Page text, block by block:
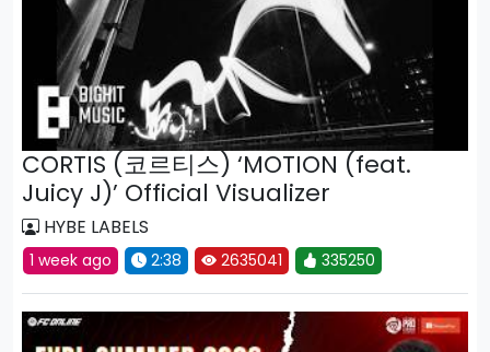
CORTIS (코르티스) ‘MOTION (feat.
Juicy J)’ Official Visualizer
HYBE LABELS
1 week ago 2:38 2635041 335250